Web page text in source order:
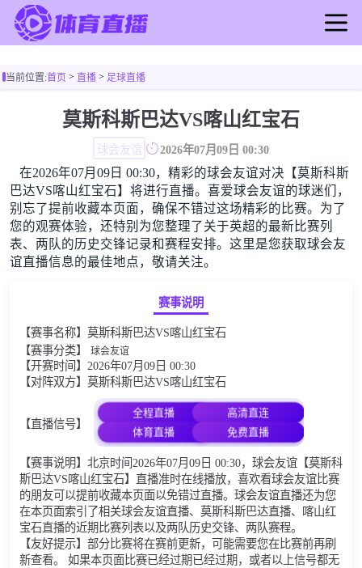
足球直播
足球新闻
篮球新闻
当前位置:首页> 直播> 足球直播
莫斯科斯巴达VS喀山红宝石
球会友谊 2026年07月09日 00:30
在2026年07月09日 00:30，精彩的球会友谊对决【莫斯科斯
巴达VS喀山红宝石】将进行直播。喜爱球会友谊的球迷们，
别忘了提前收藏本页面，确保不错过这场精彩的比赛。为了
您的观赛体验，还特别为您整理了关于英超的最新比赛列
表、两队的历史交锋记录和赛程安排。这里是您获取球会友
谊直播信息的最佳地点，敬请关注。
赛事说明
【赛事名称】莫斯科斯巴达VS喀山红宝石
【赛事分类】 球会友谊
【开赛时间】2026年07月09日 00:30
【对阵双方】莫斯科斯巴达VS喀山红宝石
【直播信号】
全程直播
高清直连
体育直播
免费直播
【赛事说明】北京时间2026年07月09日 00:30，球会友谊【莫斯科
斯巴达VS喀山红宝石】直播准时在线播放，喜欢看球会友谊比赛
的朋友可以提前收藏本页面以免错过直播。球会友谊直播还为您
在本页面索引了相关球会友谊直播、莫斯科斯巴达直播、喀山红
宝石直播的近期比赛列表以及两队历史交锋、两队赛程。
【友好提示】部分比赛将在赛前更新，可能需要您在比赛前再刷
新查看。 如果本页面比赛已经过期已经过期，或者以上信号都无